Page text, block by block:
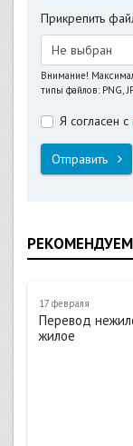
Прикрепить
Не выбран
Внимание!
типы файлов: PNG,
Я согласен с
Отправить
17 февраля
Перевод
жилое